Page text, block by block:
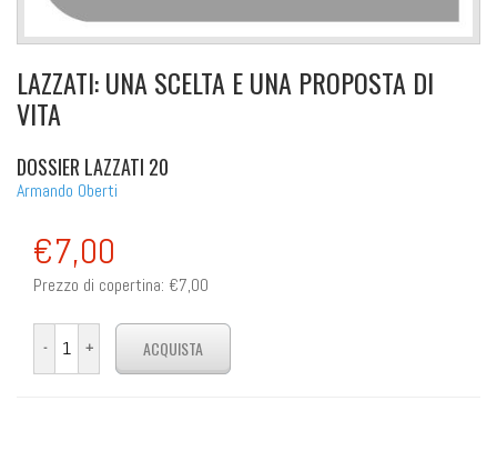
LAZZATI: UNA SCELTA E UNA PROPOSTA DI
VITA
DOSSIER LAZZATI 20
Armando Oberti
€7,00
Prezzo di copertina: €7,00